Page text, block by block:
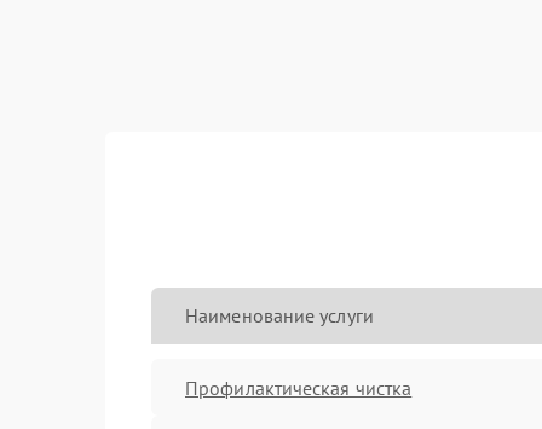
Наименование услуги
Профилактическая чистка